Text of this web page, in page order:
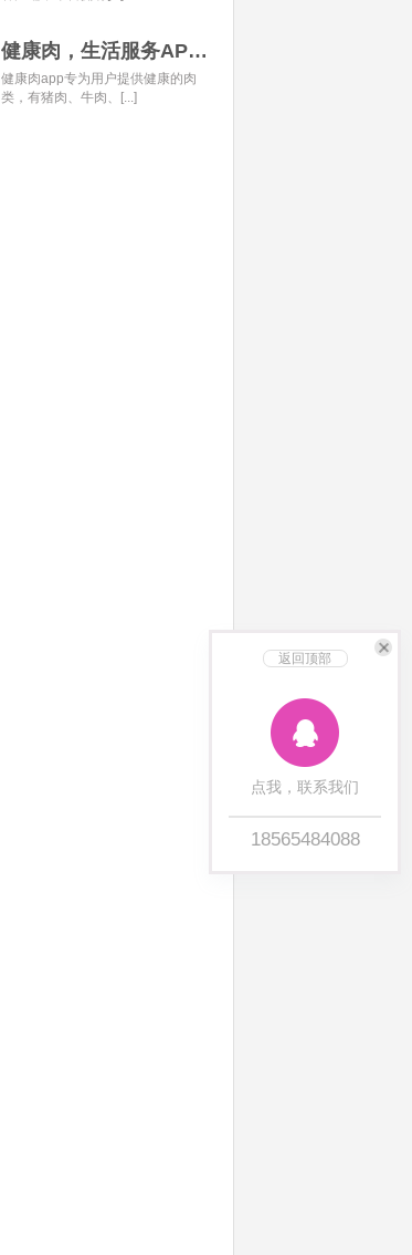
返回顶部
点我，联系我们
18565484088
健康肉，生活服务APP开发经典案例
健康肉app专为用户提供健康的肉
类，有猪肉、牛肉、[...]